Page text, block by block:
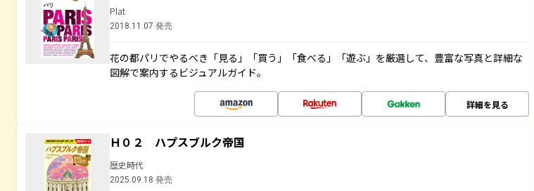
Plat
2018.11.07 発売
花の都パリでやるべき「見る」「買う」「食べる」「遊ぶ」を厳選して、豊富な写真と詳細な
図解で案内するビジュアルガイド。
詳細を見る
Ｈ０２ ハプスブルク帝国
歴史時代
2025.09.18 発売